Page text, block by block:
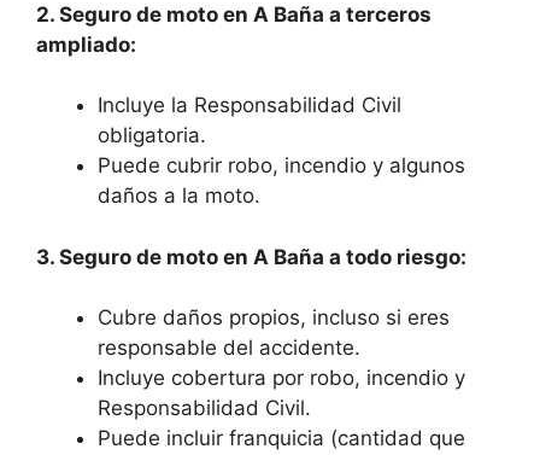
2. Seguro de moto en A Baña a terceros
ampliado:
Incluye la Responsabilidad Civil
obligatoria.
Puede cubrir robo, incendio y algunos
daños a la moto.
3. Seguro de moto en A Baña a todo riesgo:
Cubre daños propios, incluso si eres
responsable del accidente.
Incluye cobertura por robo, incendio y
Responsabilidad Civil.
Puede incluir franquicia (cantidad que